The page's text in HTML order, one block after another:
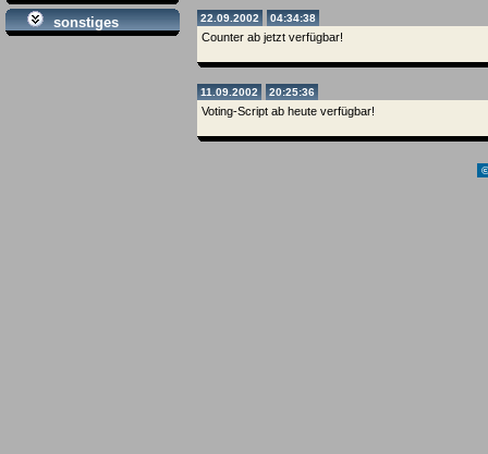
sonstiges
22.09.2002 04:34:38
Counter ab jetzt verfügbar!
11.09.2002 20:25:36
Voting-Script ab heute verfügbar!